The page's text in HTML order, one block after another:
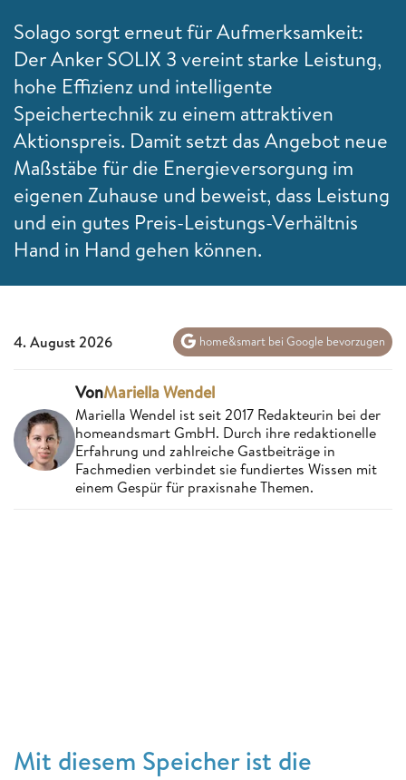
Solago sorgt erneut für Aufmerksamkeit:
Der Anker SOLIX 3 vereint starke Leistung,
hohe Effizienz und intelligente
Speichertechnik zu einem attraktiven
Aktionspreis. Damit setzt das Angebot neue
Maßstäbe für die Energieversorgung im
eigenen Zuhause und beweist, dass Leistung
und ein gutes Preis-Leistungs-Verhältnis
Hand in Hand gehen können.
4. August 2026 home&smart bei Google bevorzugen
VonMariella Wendel
Mariella Wendel ist seit 2017 Redakteurin bei der
homeandsmart GmbH. Durch ihre redaktionelle
Erfahrung und zahlreiche Gastbeiträge in
Fachmedien verbindet sie fundiertes Wissen mit
einem Gespür für praxisnahe Themen.
Mit diesem Speicher ist die